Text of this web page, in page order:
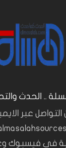
.. الحدث
عبر
في فيسبوك